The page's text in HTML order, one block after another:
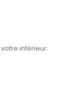
intérieur.